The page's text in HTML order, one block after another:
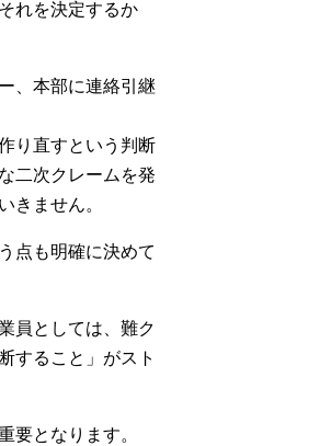
れを決定するか
、本部に連絡引継
り直すという判断
二次クレームを発
ません。
点も明確に決めて
員としては、難ク
すること」がスト
となります。